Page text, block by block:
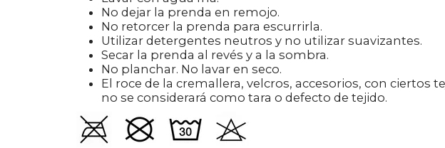
No dejar la prenda en remojo.
No retorcer la prenda para escurrirla.
Utilizar detergentes neutros y no utilizar suavizantes.
Secar la prenda al revés y a la sombra.
No planchar. No lavar en seco.
El roce de la cremallera, velcros, accesorios, con
no se considerará como tara o defecto de tejido.